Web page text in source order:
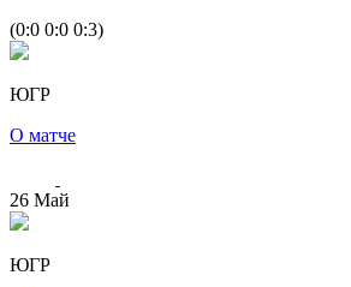
(0:0 0:0 0:3)
ЮГР
О матче
26 Май
ЮГР